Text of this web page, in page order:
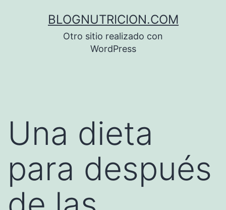
BLOGNUTRICION.COM
Otro sitio realizado con
WordPress
Una dieta
para después